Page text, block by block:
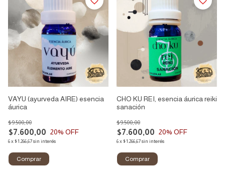
VAYU (ayurveda AIRE) esencia
áurica
$7.600,00
$9.500,00
20% OFF
6x$1.266,67sin interés
CHO KU REI, esencia áurica reiki
sanación
$7.600,00
$9.500,00
20% OFF
6x$1.266,67sin interés